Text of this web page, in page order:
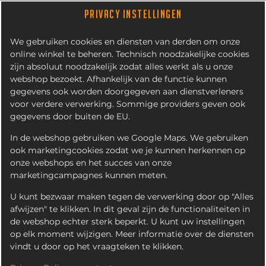
PRIVACY INSTELLINGEN
We gebruiken cookies en diensten van derden om onze
online winkel te beheren. Technisch noodzakelijke cookies
zijn absoluut noodzakelijk zodat alles werkt als u onze
webshop bezoekt. Afhankelijk van de functie kunnen
gegevens ook worden doorgegeven aan dienstverleners
voor verdere verwerking. Sommige providers geven ook
gegevens door buiten de EU.
In de webshop gebruiken we Google Maps. We gebruiken
ook marketingcookies zodat we je kunnen herkennen op
onze webshops en het succes van onze
marketingcampagnes kunnen meten.
U kunt bezwaar maken tegen de verwerking door op "Alles
afwijzen" te klikken. In dit geval zijn de functionaliteiten in
de webshop echter sterk beperkt. U kunt uw instellingen
op elk moment wijzigen. Meer informatie over de diensten
vindt u door op het vraagteken te klikken.
KOPIE VON CAPRI-SUN
ORANGE